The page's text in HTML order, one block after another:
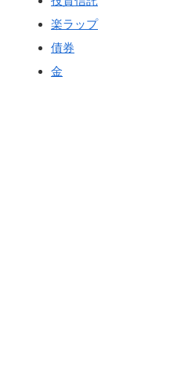
楽ラップ
債券
金